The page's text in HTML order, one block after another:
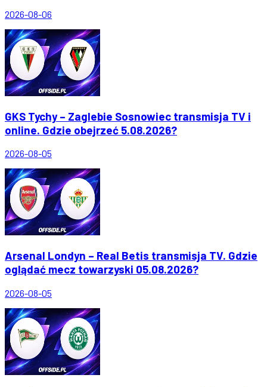
2026-08-06
GKS Tychy – Zaglebie Sosnowiec transmisja TV i
online. Gdzie obejrzeć 5.08.2026?
2026-08-05
Arsenal Londyn – Real Betis transmisja TV. Gdzie
oglądać mecz towarzyski 05.08.2026?
2026-08-05